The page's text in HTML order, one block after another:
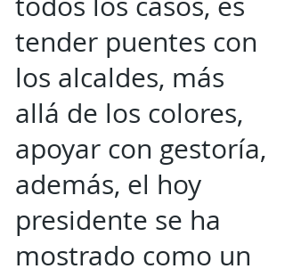
tender puentes con
los alcaldes, más
allá de los colores,
apoyar con gestoría,
además, el hoy
presidente se ha
mostrado como un